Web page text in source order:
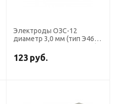
Электроды ОЗС-12
диаметр 3,0 мм (тип Э46,
(пачка 1 кг, ЛЭЗ)
123 руб.